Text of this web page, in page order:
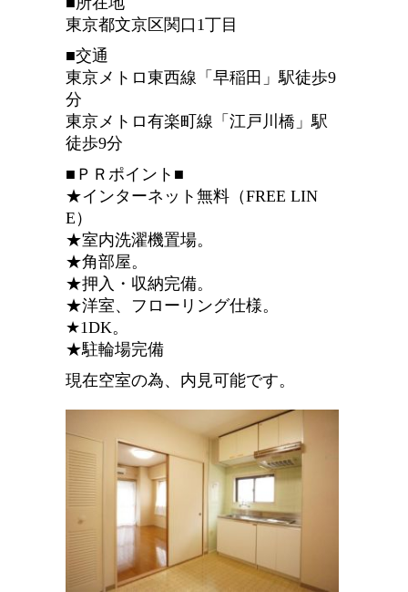
東京都文京区関口1丁目
■交通
東京メトロ東西線「早稲田」駅徒歩9
分
東京メトロ有楽町線「江戸川橋」駅
徒歩9分
■ＰＲポイント■
★インターネット無料（FREE LIN
E）
★室内洗濯機置場。
★角部屋。
★押入・収納完備。
★洋室、フローリング仕様。
★1DK。
★駐輪場完備
現在空室の為、内見可能です。